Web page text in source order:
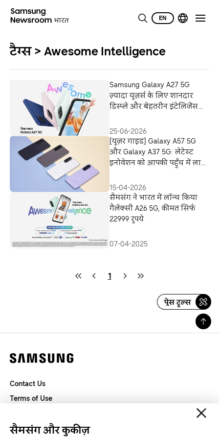
EN
टैग्स > Awesome Intelligence
Samsung Galaxy A27 5G
ज़्यादा यूज़र्स के लिए शानदार
डिस्प्ले और बेहतरीन इंटेलिजेंस
25-06-2026
[यूज़र गाइड] Galaxy A57 5G
और Galaxy A37 5G: लेटेस्ट
इनोवेशन को आपकी पहुँच में लाते
15-04-2026
सैमसंग ने भारत में लॉन्‍च किया
गैलेक्सी A26 5G, कीमत सिर्फ
22999 रुपये
07-04-2025
1
प्रेस टूल्स
Contact Us
Terms of Use
SAMSUNG.COM
सैमसंग और कुकीज़